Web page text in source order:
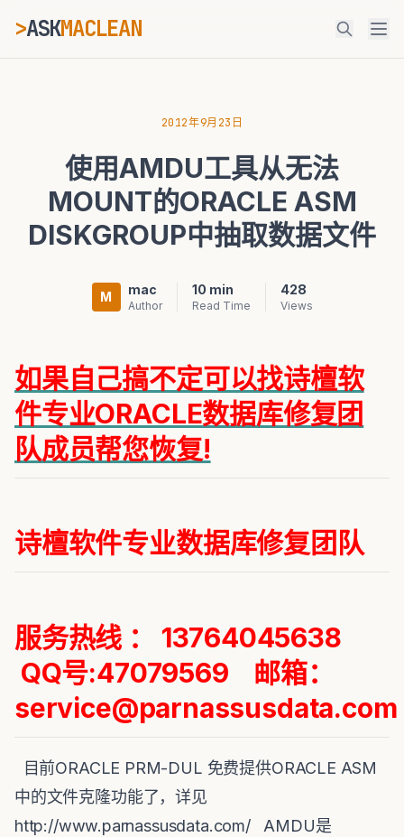
>ASKMACLEAN_
⌘K Ctrl+K
2012年9月23日
使用AMDU工具从无法
MOUNT的ORACLE ASM
DISKGROUP中抽取数据文件
M mac
Author
10 min
Read Time
428
Views
如果自己搞不定可以找诗檀软
件专业ORACLE数据库修复团
队成员帮您恢复!
诗檀软件专业数据库修复团队
服务热线 ： 13764045638
QQ号:47079569 邮箱：
service@parnassusdata.com
目前ORACLE PRM-DUL 免费提供ORACLE ASM
中的文件克隆功能了，详见
http://www.parnassusdata.com/ AMDU是